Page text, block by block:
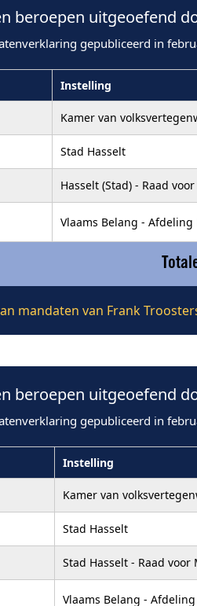
beroepen uitgeoefend
gepubliceerd in
Instelling
Kamer van
Stad Hasselt
Hasselt (Stad) - Raad
Vlaams Belang - Afdeling
mandaten van Frank
beroepen uitgeoefend
gepubliceerd in
Instelling
Kamer van
Stad Hasselt
Stad Hasselt - Raad
Vlaams Belang -